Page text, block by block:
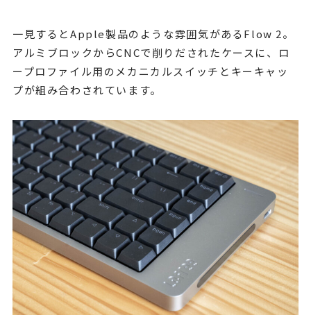
一見するとApple製品のような雰囲気があるFlow 2。
アルミブロックからCNCで削りだされたケースに、ロ
ープロファイル用のメカニカルスイッチとキーキャッ
プが組み合わされています。